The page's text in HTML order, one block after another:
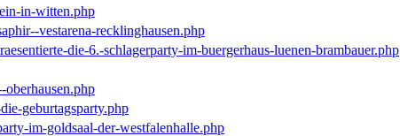
in-witten.php
vestarena-recklinghausen.php
die-6.-schlagerparty-im-buergerhaus-luenen-brambauer.php
oberhausen.php
geburtagsparty.php
im-goldsaal-der-westfalenhalle.php